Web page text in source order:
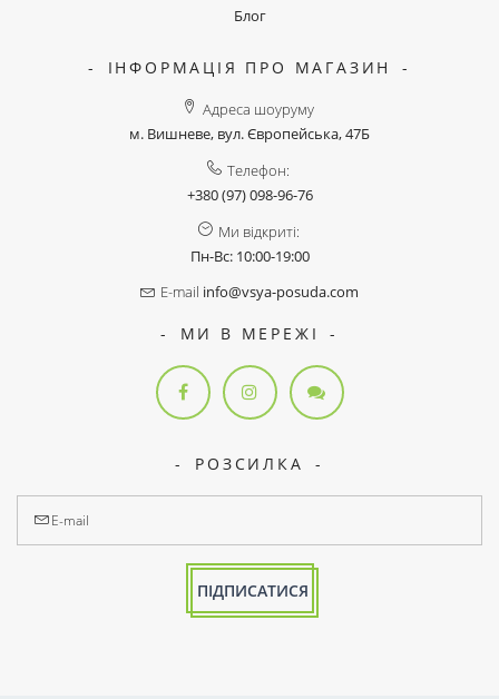
Блог
ІНФОРМАЦІЯ ПРО МАГАЗИН
Адреса шоуруму
м. Вишневе, вул. Європейська, 47Б
Телефон:
+380 (97) 098-96-76
Ми відкриті:
Пн-Вс: 10:00-19:00
E-mail info@vsya-posuda.com
МИ В МЕРЕЖІ
РОЗСИЛКА
ПІДПИСАТИСЯ